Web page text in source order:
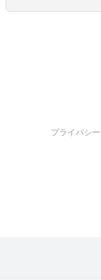
プライバシ